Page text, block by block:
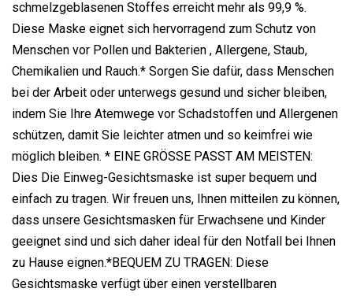
schmelzgeblasenen Stoffes erreicht mehr als 99,9 %.
Diese Maske eignet sich hervorragend zum Schutz von
Menschen vor Pollen und Bakterien , Allergene, Staub,
Chemikalien und Rauch.* Sorgen Sie dafür, dass Menschen
bei der Arbeit oder unterwegs gesund und sicher bleiben,
indem Sie Ihre Atemwege vor Schadstoffen und Allergenen
schützen, damit Sie leichter atmen und so keimfrei wie
möglich bleiben. * EINE GRÖSSE PASST AM MEISTEN:
Dies Die Einweg-Gesichtsmaske ist super bequem und
einfach zu tragen. Wir freuen uns, Ihnen mitteilen zu können,
dass unsere Gesichtsmasken für Erwachsene und Kinder
geeignet sind und sich daher ideal für den Notfall bei Ihnen
zu Hause eignen.*BEQUEM ZU TRAGEN: Diese
Gesichtsmaske verfügt über einen verstellbaren